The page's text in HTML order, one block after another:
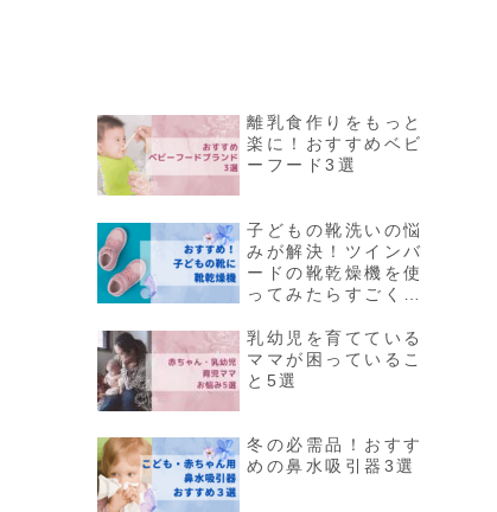
離乳食作りをもっと
楽に！おすすめベビ
ーフード3選
子どもの靴洗いの悩
みが解決！ツインバ
ードの靴乾燥機を使
ってみたらすごく便
乳幼児を育てている
ママが困っているこ
と5選
冬の必需品！おすす
めの鼻水吸引器3選